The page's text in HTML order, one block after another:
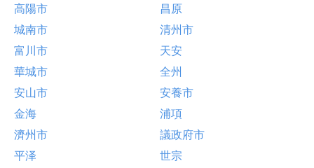
高陽市
昌原
城南市
清州市
富川市
天安
華城市
全州
安山市
安養市
金海
浦項
濟州市
議政府市
平泽
世宗